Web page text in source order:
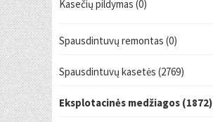
Kasečių pildymas (0)
Spausdintuvų remontas (0)
Spausdintuvų kasetės (2769)
Eksplotacinės medžiagos (1872)